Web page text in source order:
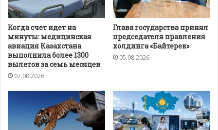
Когда счет идет на
минуты: медицинская
авиация Казахстана
выполнила более 1300
вылетов за семь месяцев
07.08.2026
Глава государства принял
председателя правления
холдинга «Байтерек»
05.08.2026